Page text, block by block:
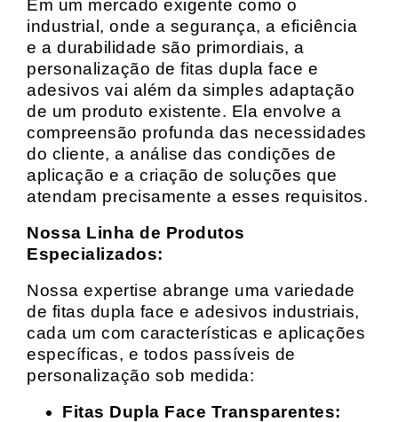
Em um mercado exigente como o
industrial, onde a segurança, a eficiência
e a durabilidade são primordiais, a
personalização de fitas dupla face e
adesivos vai além da simples adaptação
de um produto existente. Ela envolve a
compreensão profunda das necessidades
do cliente, a análise das condições de
aplicação e a criação de soluções que
atendam precisamente a esses requisitos.
Nossa Linha de Produtos
Especializados:
Nossa expertise abrange uma variedade
de fitas dupla face e adesivos industriais,
cada um com características e aplicações
específicas, e todos passíveis de
personalização sob medida:
Fitas Dupla Face Transparentes: